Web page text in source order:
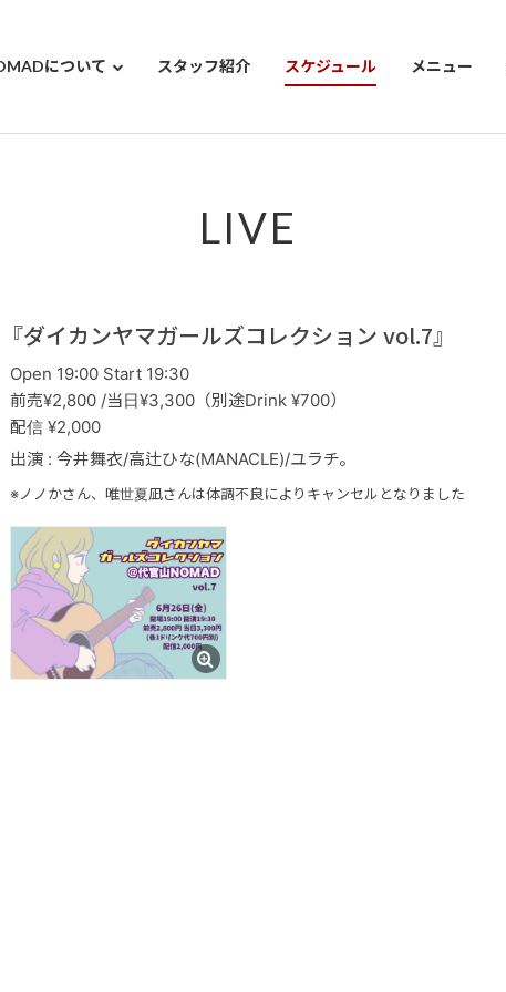
について スタッフ紹介 スケジュール メニュー
LIVE
『ダイカンヤマガールズコレクション vol.7』
Open 19:00 Start 19:30
前売¥2,800 /当日¥3,300（別途Drink ¥700）
配信 ¥2,000
出演 : 今井舞衣/高辻ひな(MANACLE)/ユラチ。
※ノノかさん、唯世夏凪さんは体調不良によりキャンセルとなりました